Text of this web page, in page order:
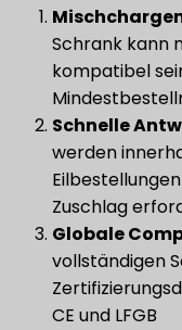
Schrank kann
kompatibel
​Schnelle
werden
Zuschlag
​Globale
vollständigen
CE und LFGB